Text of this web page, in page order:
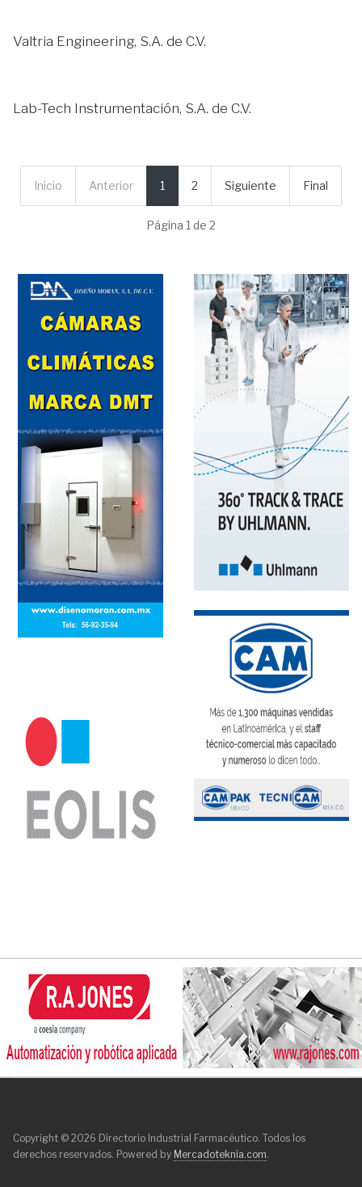
Valtria Engineering, S.A. de C.V.
Lab-Tech Instrumentación, S.A. de C.V.
Inicio Anterior 1 2 Siguiente Final
Página 1 de 2
Copyright © 2026 Directorio Industrial Farmacéutico. Todos los
derechos reservados. Powered by Mercadoteknia.com.